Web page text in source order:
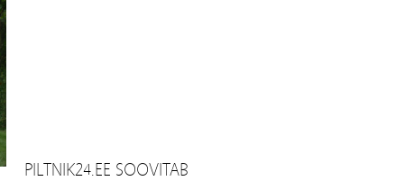
PILTNIK24.EE SOOVITAB